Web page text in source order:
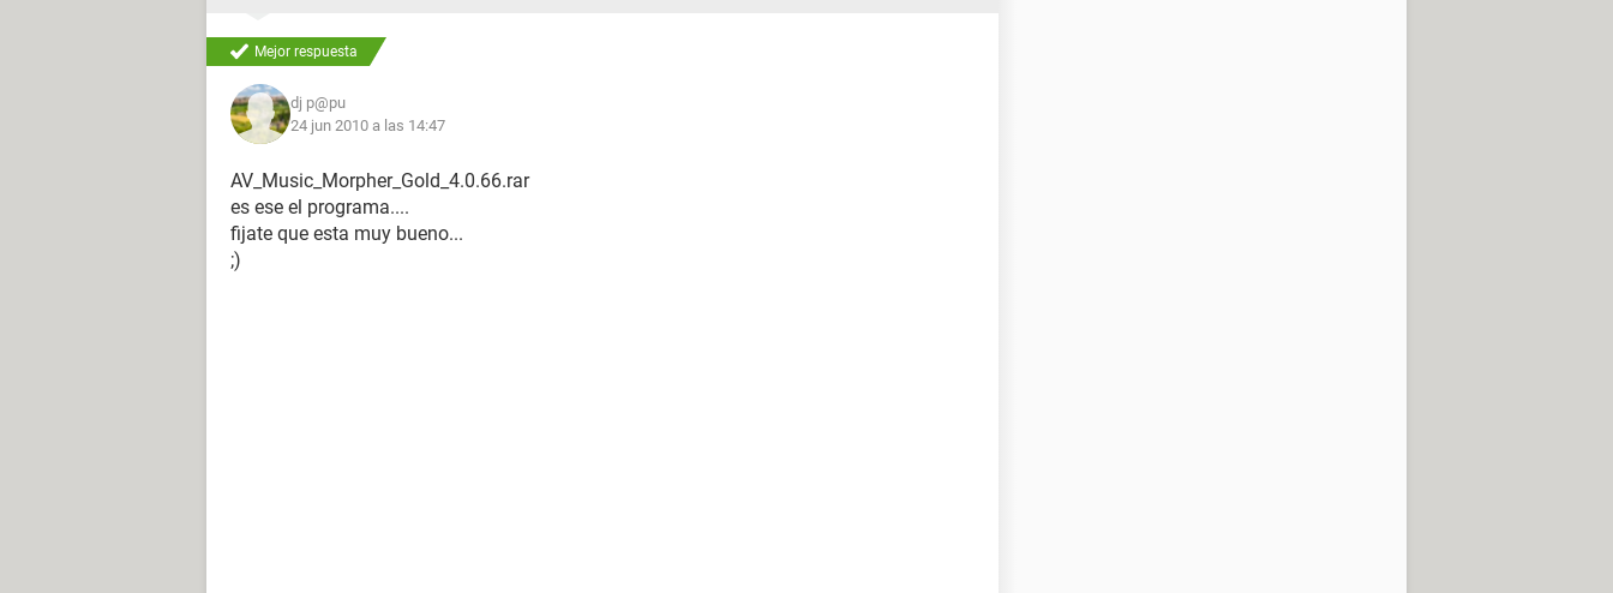
Mejor respuesta
dj p@pu
24 jun 2010 a las 14:47
AV_Music_Morpher_Gold_4.0.66.rar
es ese el programa....
fijate que esta muy bueno...
;)